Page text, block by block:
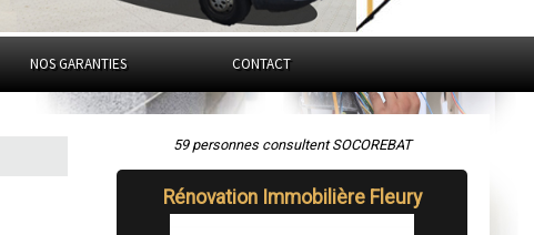
NOS GARANTIES CONTACT
59 personnes consultent SOCOREBAT
Rénovation Immobilière Fleury